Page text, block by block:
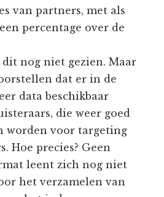
van partners, met als
percentage over de
dit nog niet gezien. Maar
dat er in de
data beschikbaar
die weer goed
worden voor targeting
Hoe precies? Geen
leent zich nog niet
het verzamelen van